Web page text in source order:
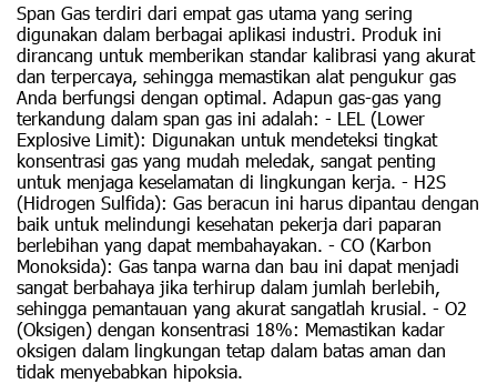
Span Gas terdiri dari empat gas utama yang sering
digunakan dalam berbagai aplikasi industri. Produk ini
dirancang untuk memberikan standar kalibrasi yang akurat
dan terpercaya, sehingga memastikan alat pengukur gas
Anda berfungsi dengan optimal. Adapun gas-gas yang
terkandung dalam span gas ini adalah: - LEL (Lower
Explosive Limit): Digunakan untuk mendeteksi tingkat
konsentrasi gas yang mudah meledak, sangat penting
untuk menjaga keselamatan di lingkungan kerja. - H2S
(Hidrogen Sulfida): Gas beracun ini harus dipantau dengan
baik untuk melindungi kesehatan pekerja dari paparan
berlebihan yang dapat membahayakan. - CO (Karbon
Monoksida): Gas tanpa warna dan bau ini dapat menjadi
sangat berbahaya jika terhirup dalam jumlah berlebih,
sehingga pemantauan yang akurat sangatlah krusial. - O2
(Oksigen) dengan konsentrasi 18%: Memastikan kadar
oksigen dalam lingkungan tetap dalam batas aman dan
tidak menyebabkan hipoksia.